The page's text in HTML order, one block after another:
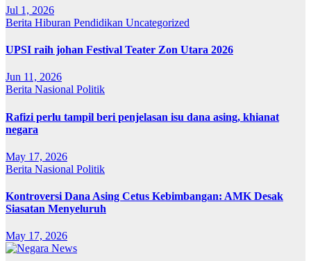
Jul 1, 2026
Berita Hiburan Pendidikan Uncategorized
UPSI raih johan Festival Teater Zon Utara 2026
Jun 11, 2026
Berita Nasional Politik
Rafizi perlu tampil beri penjelasan isu dana asing, khianat
negara
May 17, 2026
Berita Nasional Politik
Kontroversi Dana Asing Cetus Kebimbangan: AMK Desak
Siasatan Menyeluruh
May 17, 2026